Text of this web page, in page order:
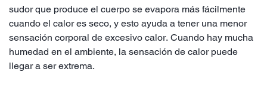
sudor que produce el cuerpo se evapora más fácilmente
cuando el calor es seco, y esto ayuda a tener una menor
sensación corporal de excesivo calor. Cuando hay mucha
humedad en el ambiente, la sensación de calor puede
llegar a ser extrema.